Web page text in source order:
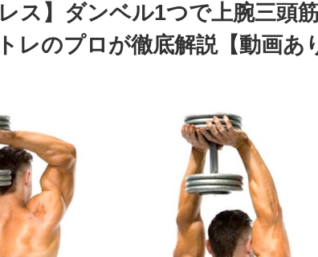
ス】ダンベル1つで上腕三頭
レのプロが徹底解説【動画あ